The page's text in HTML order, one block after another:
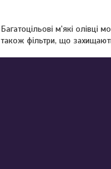
Багатоцільові м'які олівці
також фільтри, що